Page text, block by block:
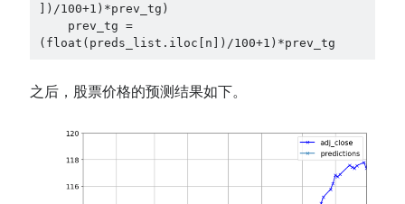
])/100+1)*prev_tg)
(float(preds_list.iloc[n])/100+1)*prev_tg
之后，股票价格的预测结果如下。